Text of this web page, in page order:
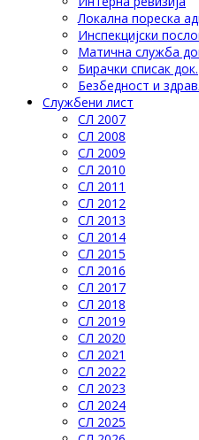
Локална пореска
Инспекцијски
Матична служба
Бирачки списак док.
Безбедност и
Службени лист
СЛ 2007
СЛ 2008
СЛ 2009
СЛ 2010
СЛ 2011
СЛ 2012
СЛ 2013
СЛ 2014
СЛ 2015
СЛ 2016
СЛ 2017
СЛ 2018
СЛ 2019
СЛ 2020
СЛ 2021
СЛ 2022
СЛ 2023
СЛ 2024
СЛ 2025